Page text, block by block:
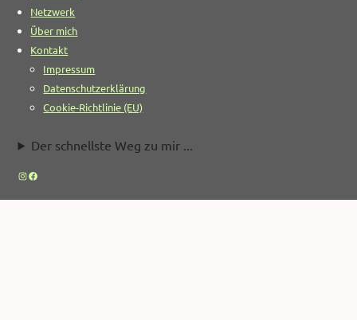
Netzwerk
Über mich
Kontakt
Impressum
Datenschutzerklärung
Cookie-Richtlinie (EU)
Der schnellste Weg zu mir ...
Instagram
Facebook